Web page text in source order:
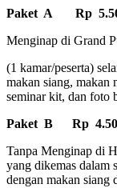
Paket A Rp
Menginap di Grand
(1 kamar/peserta)
makan siang, makan
seminar kit, dan foto
Paket B Rp
Tanpa Menginap di
yang dikemas dalam
dengan makan siang